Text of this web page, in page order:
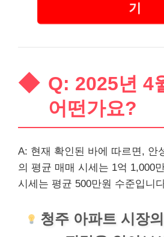
기
Q: 2025년 4
어떤가요?
A: 현재 확인된 바에 따르면, 안
의 평균 매매 시세는 1억 1,000
시세는 평균 500만원 수준입니
청주 아파트 시장